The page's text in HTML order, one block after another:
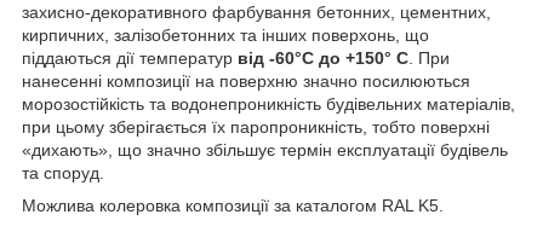
захисно-декоративного фарбування бетонних, цементних,
кирпичних, залізобетонних та інших поверхонь, що
піддаються дії температур від -60°С до +150° С . При
нанесенні композиції на поверхню значно посилюються
морозостійкість та водонепроникність будівельних матеріалів,
при цьому зберігається їх паропроникність, тобто поверхні
«дихають», що значно збільшує термін експлуатації будівель
та споруд.
Можлива колеровка композиції за каталогом RAL K5.